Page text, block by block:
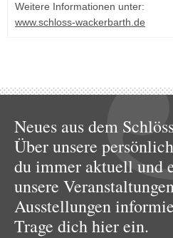
Weitere Informationen unter:
www.schloss-wackerbarth.de
Neues aus dem
Über unsere
du immer aktuell und
unsere
Ausstellungen
Trage dich hier ein.